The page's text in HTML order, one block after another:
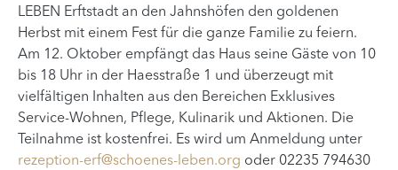
LEBEN Erftstadt an den Jahnshöfen den goldenen
Herbst mit einem Fest für die ganze Familie zu feiern.
Am 12. Oktober empfängt das Haus seine Gäste von 10
bis 18 Uhr in der Haesstraße 1 und überzeugt mit
vielfältigen Inhalten aus den Bereichen Exklusives
Service-Wohnen, Pflege, Kulinarik und Aktionen. Die
Teilnahme ist kostenfrei. Es wird um Anmeldung unter
rezeption-erf@schoenes-leben.org oder 02235 794630